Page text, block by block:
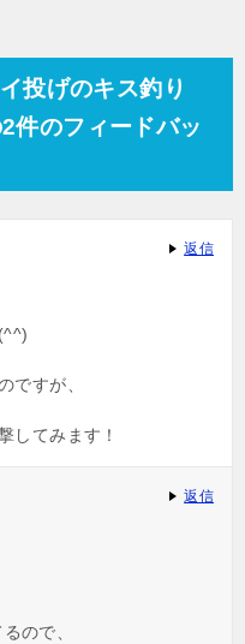
投げのキス釣り
件のフィードバッ
ですが、
してみます！
返信
ので、
返信